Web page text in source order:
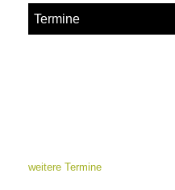
Termine
weitere Termine